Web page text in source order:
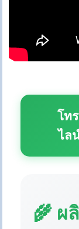
โท
ไล
🌾 ผ